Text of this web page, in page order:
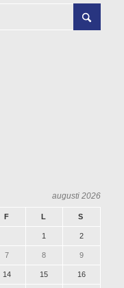
augusti 2026
F L S
1 2
7 8 9
14 15 16